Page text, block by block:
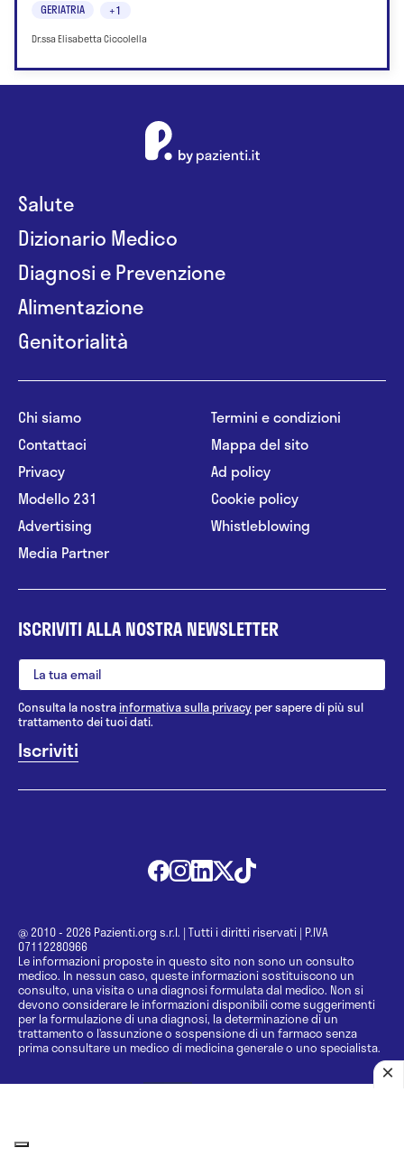
GERIATRIA +1
Dr.ssa Elisabetta Ciccolella
Salute
Dizionario Medico
Diagnosi e Prevenzione
Alimentazione
Genitorialità
Chi siamo
Contattaci
Privacy
Modello 231
Advertising
Media Partner
Termini e condizioni
Mappa del sito
Ad policy
Cookie policy
Whistleblowing
ISCRIVITI ALLA NOSTRA NEWSLETTER
Consulta la nostrainformativa sulla privacy per sapere di più sul
trattamento dei tuoi dati.
@ 2010 - 2026 Pazienti.org s.r.l. | Tutti i diritti riservati | P.IVA
07112280966
Le informazioni proposte in questo sito non sono un consulto
medico. In nessun caso, queste informazioni sostituiscono un
consulto, una visita o una diagnosi formulata dal medico. Non si
devono considerare le informazioni disponibili come suggerimenti
per la formulazione di una diagnosi, la determinazione di un
trattamento o l’assunzione o sospensione di un farmaco senza
prima consultare un medico di medicina generale o uno specialista.